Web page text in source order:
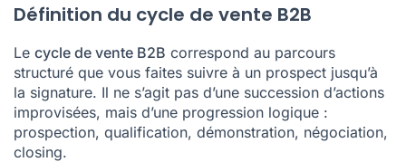
Définition du cycle de vente B2B
Le cycle de vente B2B correspond au parcours
structuré que vous faites suivre à un prospect jusqu’à
la signature. Il ne s’agit pas d’une succession d’actions
improvisées, mais d’une progression logique :
prospection, qualification, démonstration, négociation,
closing.